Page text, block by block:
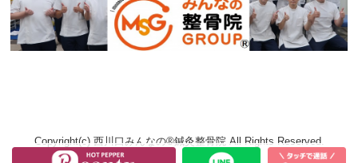
Copyright(c) 西川口みんなの®鍼灸整骨院 All Rights Reserved.